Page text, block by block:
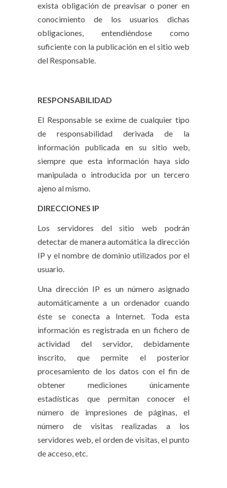
exista obligación de preavisar o poner en
conocimiento de los usuarios dichas
obligaciones, entendiéndose como
suficiente con la publicación en el sitio web
del Responsable.
RESPONSABILIDAD
El Responsable se exime de cualquier tipo
de responsabilidad derivada de la
información publicada en su sitio web,
siempre que esta información haya sido
manipulada o introducida por un tercero
ajeno al mismo.
DIRECCIONES IP
Los servidores del sitio web podrán
detectar de manera automática la dirección
IP y el nombre de dominio utilizados por el
usuario.
Una dirección IP es un número asignado
automáticamente a un ordenador cuando
éste se conecta a Internet. Toda esta
información es registrada en un fichero de
actividad del servidor, debidamente
inscrito, que permite el posterior
procesamiento de los datos con el fin de
obtener mediciones únicamente
estadísticas que permitan conocer el
número de impresiones de páginas, el
número de visitas realizadas a los
servidores web, el orden de visitas, el punto
de acceso, etc.